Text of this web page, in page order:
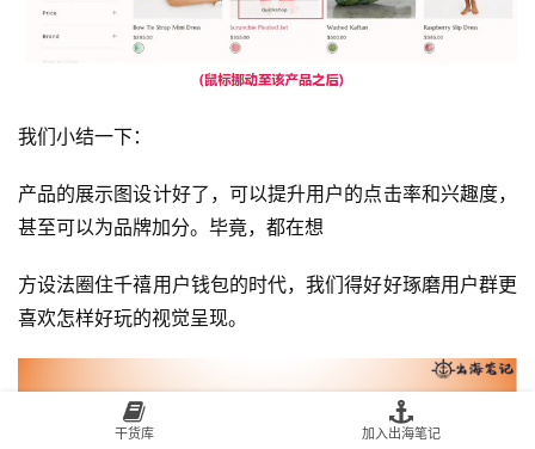
我们小结一下：
产品的展示图设计好了，可以提升用户的点击率和兴趣度，
甚至可以为品牌加分。毕竟，都在想
方设法圈住千禧用户钱包的时代，我们得好好琢磨用户群更
喜欢怎样好玩的视觉呈现。
干货库 加入出海笔记